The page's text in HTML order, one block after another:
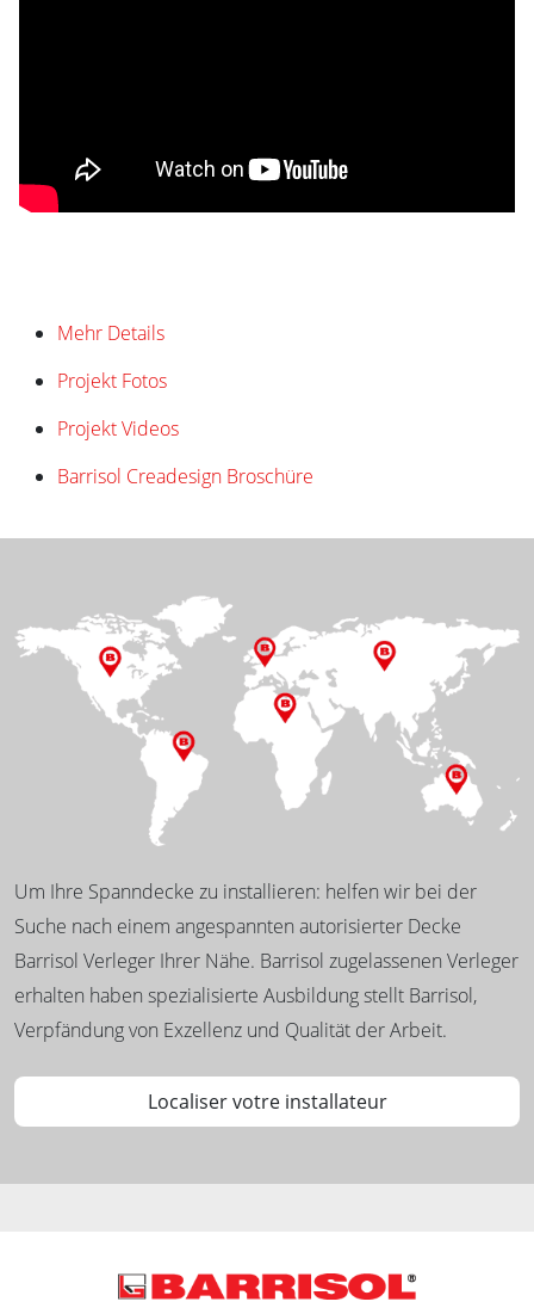
Mehr Details
Projekt Fotos
Projekt Videos
Barrisol Creadesign Broschüre
Um Ihre Spanndecke zu installieren: helfen wir bei der
Suche nach einem angespannten autorisierter Decke
Barrisol Verleger Ihrer Nähe. Barrisol zugelassenen Verleger
erhalten haben spezialisierte Ausbildung stellt Barrisol,
Verpfändung von Exzellenz und Qualität der Arbeit.
Localiser votre installateur